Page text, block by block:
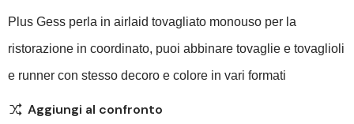
Plus Gess perla in airlaid tovagliato monouso per la
ristorazione in coordinato, puoi abbinare tovaglie e tovaglioli
e runner con stesso decoro e colore in vari formati
Aggiungi al confronto